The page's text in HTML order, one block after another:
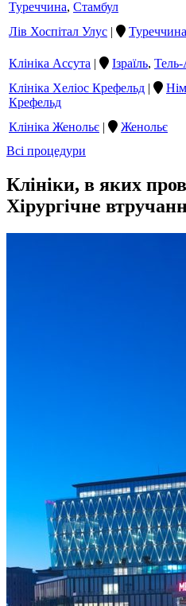
Туреччина, Стамбул
Лів Хоспітал Улус | Туреччина
Клініка Ассута | Ізраїль, Тель-
Клініка Хеліос Крефельд |
Крефельд
Клініка Женольє | Женольє
Всі процедури
Клініки, в яких
Хірургічне